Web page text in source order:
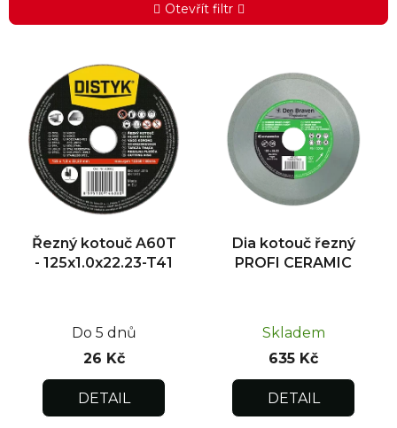
Otevřít filtr
Řezný kotouč A60T
- 125x1.0x22.23-T41
Do 5 dnů
26 Kč
DETAIL
Dia kotouč řezný
PROFI CERAMIC
Skladem
635 Kč
DETAIL